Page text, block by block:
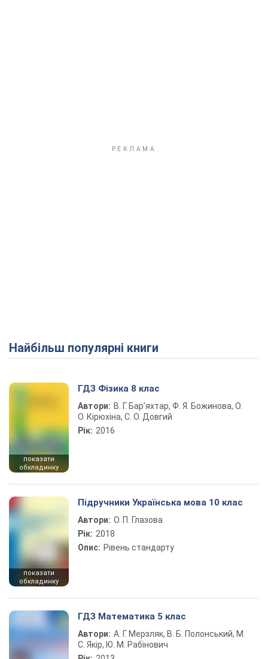
Найбільш популярні книги
показати
обкладинку
ГДЗ Фізика 8 клас
Автори: В. Г. Бар’яхтар, Ф. Я. Божинова, О.
О. Кірюхіна, С. О. Довгий
Рік: 2016
показати
обкладинку
Підручники Українська мова 10 клас
Автори: О. П. Глазова
Рік: 2018
Опис: Рівень стандарту
ГДЗ Математика 5 клас
Автори: А. Г. Мерзляк, В. Б. Полонський, М.
С. Якір, Ю. М. Рабінович